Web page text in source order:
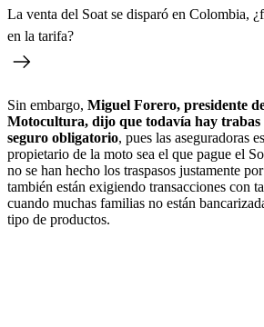
La venta del Soat se disparó en Colombia,
en la tarifa?
Sin embargo, Miguel Forero, presidente
Motocultura, dijo que todavía hay trabas
seguro obligatorio, pues las aseguradoras
propietario de la moto sea el que pague el
no se han hecho los traspasos justamente
también están exigiendo transacciones con
cuando muchas familias no están
tipo de productos.